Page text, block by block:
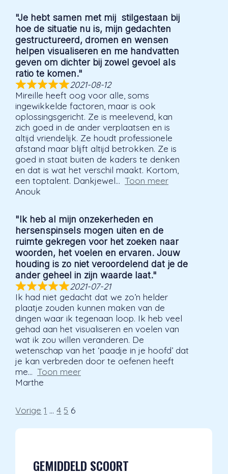
"Je hebt samen met mij stilgestaan bij
hoe de situatie nu is, mijn gedachten
gestructureerd, dromen en wensen
helpen visualiseren en me handvatten
geven om dichter bij zowel gevoel als
ratio te komen."
2021-08-12
Mireille heeft oog voor alle, soms
ingewikkelde factoren, maar is ook
oplossingsgericht. Ze is meelevend, kan
zich goed in de ander verplaatsen en is
altijd vriendelijk. Ze houdt professionele
afstand maar blijft altijd betrokken. Ze is
goed in staat buiten de kaders te denken
en dat is wat het verschil maakt. Kortom,
een toptalent. Dankjewel
Toon meer
Anouk
"Ik heb al mijn onzekerheden en
hersenspinsels mogen uiten en de
ruimte gekregen voor het zoeken naar
woorden, het voelen en ervaren. Jouw
houding is zo niet veroordelend dat je de
ander geheel in zijn waarde laat."
2021-07-21
Ik had niet gedacht dat we zo’n helder
plaatje zouden kunnen maken van de
dingen waar ik tegenaan loop. Ik heb veel
gehad aan het visualiseren en voelen van
wat ik zou willen veranderen. De
wetenschap van het ‘paadje in je hoofd’ dat
je kan verbreden door te oefenen heeft
me
Toon meer
Marthe
Site
beoordelingen
Vorige Pagina
1 … Pagina
4 Pagina
5 Pagina
6
GEMIDDELD SCOORT